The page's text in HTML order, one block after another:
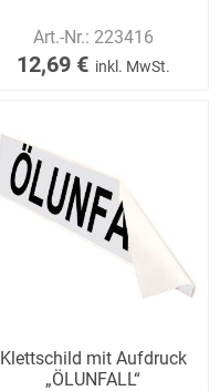
Art.-Nr.: 223416
12,69 € inkl. MwSt.
Klettschild mit Aufdruck
„ÖLUNFALL“